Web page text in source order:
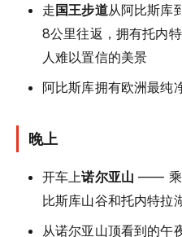
走国王步道从阿比斯库
8公里往返，拥有托内
人难以置信的美景
阿比斯库拥有欧洲最纯
晚上
开车上诺尔亚山 —— 乘
比斯库山谷和托内特拉
从诺尔亚山顶看到的午